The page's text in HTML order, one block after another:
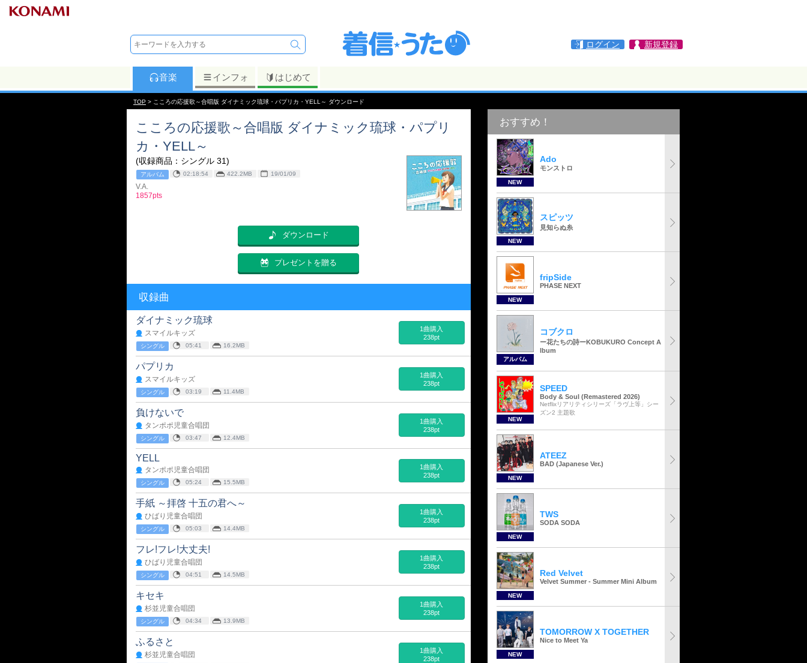
ログイン 新規登録
音楽 インフォ はじめて
TOP > こころの応援歌～合唱版 ダイナミック琉球・パプリカ・YELL～ ダウンロード
こころの応援歌～合唱版 ダイナミック琉球・パプリ
カ・YELL～
(収録商品：シングル 31)
アルバム 02:18:54 422.2MB 19/01/09
V.A.
1857pts
ダウンロード
プレゼントを贈る
収録曲
ダイナミック琉球
スマイルキッズ
シングル 05:41 16.2MB
1曲購入
238pt
パプリカ
スマイルキッズ
シングル 03:19 11.4MB
1曲購入
238pt
負けないで
タンポポ児童合唱団
シングル 03:47 12.4MB
1曲購入
238pt
YELL
タンポポ児童合唱団
シングル 05:24 15.5MB
1曲購入
238pt
手紙 ～拝啓 十五の君へ～
ひばり児童合唱団
シングル 05:03 14.4MB
1曲購入
238pt
フレ!フレ!大丈夫!
ひばり児童合唱団
シングル 04:51 14.5MB
1曲購入
238pt
キセキ
杉並児童合唱団
シングル 04:34 13.9MB
1曲購入
238pt
ふるさと
杉並児童合唱団
1曲購入
238pt
おすすめ！
NEW
Ado
モンストロ
NEW
スピッツ
見知らぬ糸
NEW
fripSide
PHASE NEXT
アルバム
コブクロ
ー花たちの詩ーKOBUKURO Concept A
lbum
NEW
SPEED
Body & Soul (Remastered 2026)
Netflixリアリティシリーズ「ラヴ上等」シー
ズン2 主題歌
NEW
ATEEZ
BAD (Japanese Ver.)
NEW
TWS
SODA SODA
NEW
Red Velvet
Velvet Summer - Summer Mini Album
NEW
TOMORROW X TOGETHER
Nice to Meet Ya